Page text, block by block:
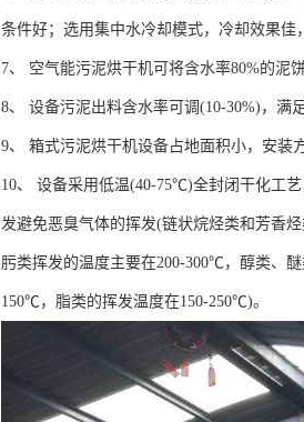
条件好；选用集中水冷却模式，冷却效果佳
7、 空气能污泥烘干机可将含水率80%的泥
8、 设备污泥出料含水率可调(10-30%)，满
9、 箱式污泥烘干机设备占地面积小，安装
10、 设备采用低温(40-75℃)全封闭干化工
发避免恶臭气体的挥发(链状烷烃类和芳香
肟类挥发的温度主要在200-300℃，醇类、
150℃，脂类的挥发温度在150-250℃)。